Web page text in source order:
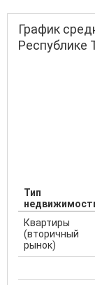
График
Республике
Тип
Квартиры
(вторичный
рынок)